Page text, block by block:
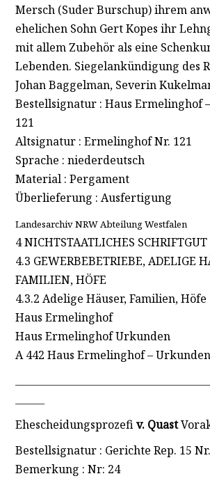
Mersch (Suder Burschup) ihrem
ehelichen Sohn Gert Kopes ihr
mit allem Zubehör als eine
Lebenden. Siegelankündigung des
Johan Baggelman, Severin
Bestellsignatur : Haus Ermelinghof
121
Altsignatur : Ermelinghof Nr. 121
Sprache : niederdeutsch
Material : Pergament
Überlieferung : Ausfertigung
Landesarchiv NRW Abteilung Westfalen
4 NICHTSTAATLICHES SCHRIFTGUT
4.3 GEWERBEBETRIEBE, ADELIGE
FAMILIEN, HÖFE
4.3.2 Adelige Häuser, Familien, Höfe
Haus Ermelinghof
Haus Ermelinghof Urkunden
A 442 Haus Ermelinghof –
Ehescheidungsprozefiv. Quast
Bestellsignatur : Gerichte Rep. 15
Bemerkung : Nr: 24